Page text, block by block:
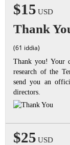
$15 USD
Thank
(61 iddia)
Thank you! Your
research of the
send you an
directors.
$25 USD